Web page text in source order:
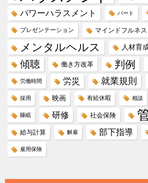
パワーハラスメント パート
プレゼンテーション マインドフルネス
メンタルヘルス 人材育
傾聴 働き方改革 判例
労働時間 労災 就業規則
採用 映画 有給休暇 相談
睡眠 研修 社会保険
給与計算 解雇 部下指導
雇用保険